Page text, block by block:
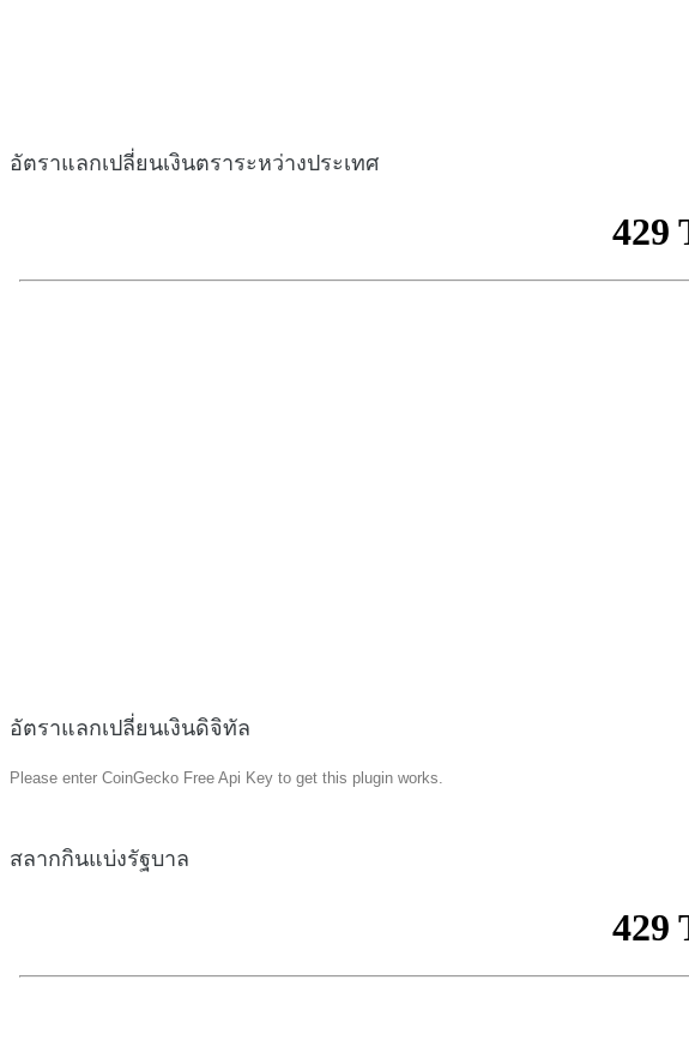
อัตราแลกเปลี่ยนเงินตราระหว่างประเทศ
อัตราแลกเปลี่ยนเงินดิจิทัล
Please enter CoinGecko Free Api Key to get this plugin works.
สลากกินแบ่งรัฐบาล